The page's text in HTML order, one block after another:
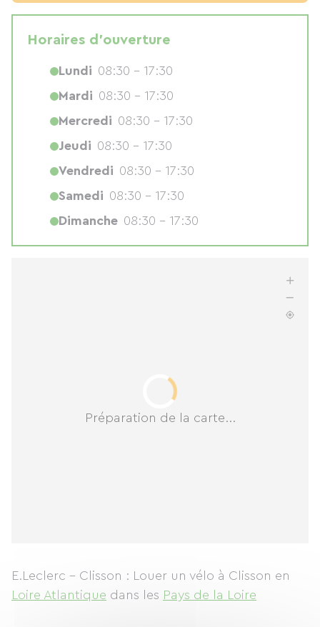
Préparation de la carte...
E.Leclerc - Clisson : Louer un vélo à Clisson en
Loire Atlantique dans les Pays de la Loire
Horaires d'ouverture
Lundi 08:30 - 17:30
Mardi 08:30 - 17:30
Mercredi 08:30 - 17:30
Jeudi 08:30 - 17:30
Vendredi 08:30 - 17:30
Samedi 08:30 - 17:30
Dimanche 08:30 - 17:30